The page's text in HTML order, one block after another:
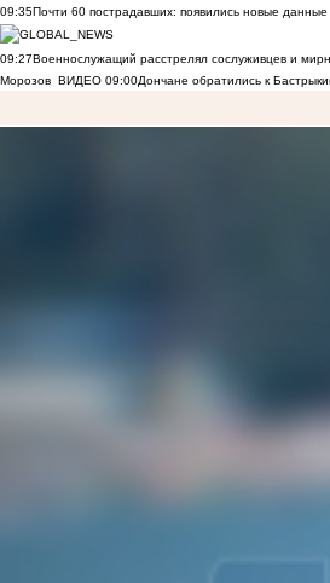
09:35Почти 60 пострадавших: появились новые
09:27Военнослужащий расстрелял сослуживцев и
Морозов ВИДЕО 09:00Дончане обратились к